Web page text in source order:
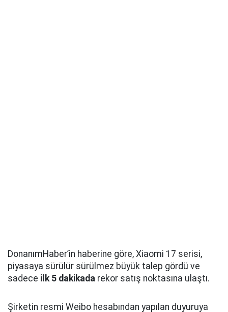
DonanımHaber’in haberine göre, Xiaomi 17 serisi,
piyasaya sürülür sürülmez büyük talep gördü ve
sadece ilk 5 dakikada rekor satış noktasına ulaştı.
Şirketin resmi Weibo hesabından yapılan duyuruya